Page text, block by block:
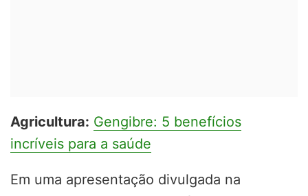
Agricultura: Gengibre: 5 benefícios
incríveis para a saúde
Em uma apresentação divulgada na